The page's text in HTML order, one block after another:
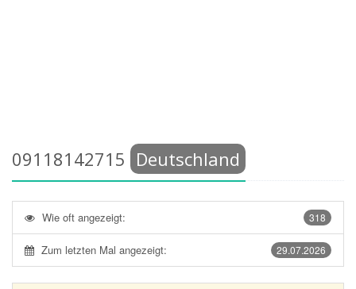
09118142715 Deutschland
318
Wie oft angezeigt:
29.07.2026
Zum letzten Mal angezeigt: